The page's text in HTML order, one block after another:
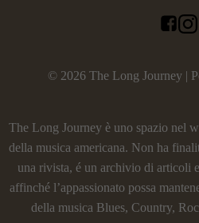
© 2026 The Long Journey |
The Long Journey è uno spazio nel
della musica americana. Non ha
una rivista, é un archivio di articoli
affinché l’appassionato possa
della musica Blues, Country,